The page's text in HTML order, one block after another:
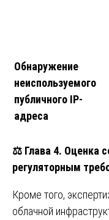
Обнаружение
неиспользуемого
публичного IP-
адреса
⚖️ Глава 4. Оценка
регуляторным
Кроме того,
облачной